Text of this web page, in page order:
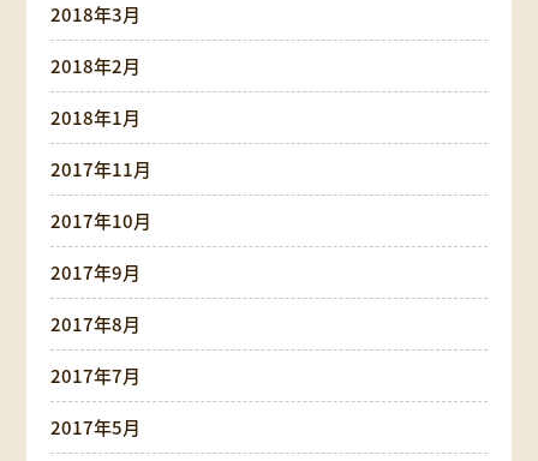
2018年3月
2018年2月
2018年1月
2017年11月
2017年10月
2017年9月
2017年8月
2017年7月
2017年5月